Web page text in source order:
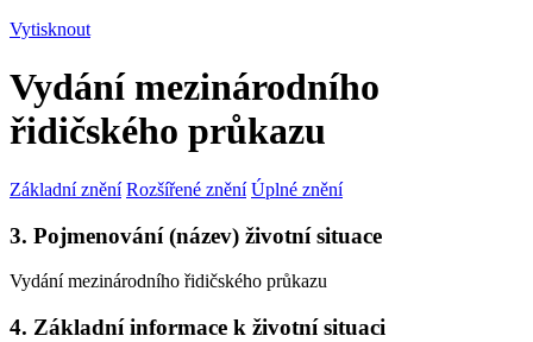
Vytisknout
Vydání mezinárodního
řidičského průkazu
Základní znění Rozšířené znění Úplné znění
3. Pojmenování (název) životní situace
Vydání mezinárodního řidičského průkazu
4. Základní informace k životní situaci